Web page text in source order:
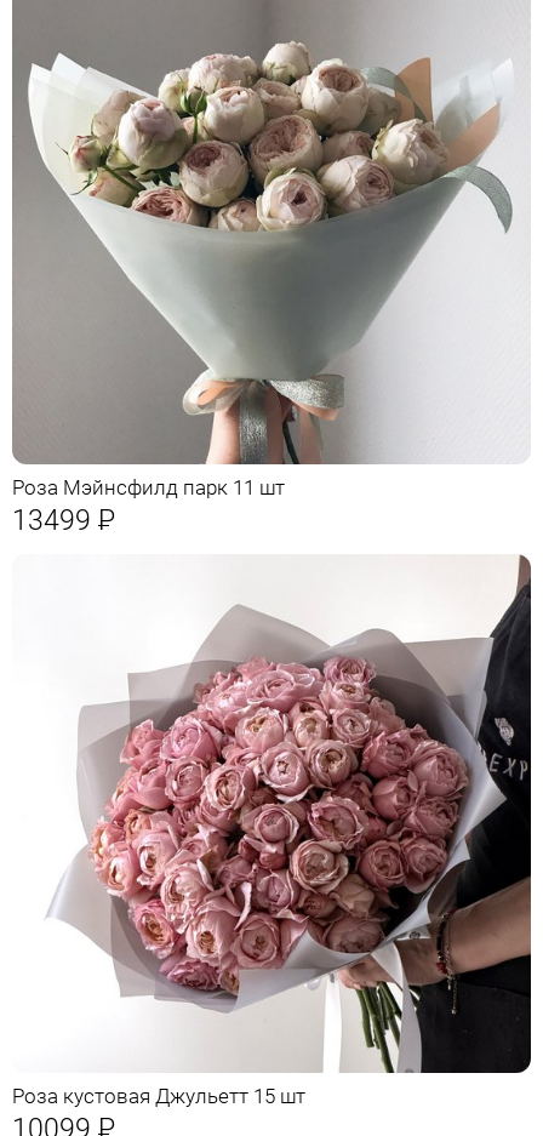
Роза Мэйнсфилд парк 11 шт
13499 Р
Роза кустовая Джульетт 15 шт
10099 Р